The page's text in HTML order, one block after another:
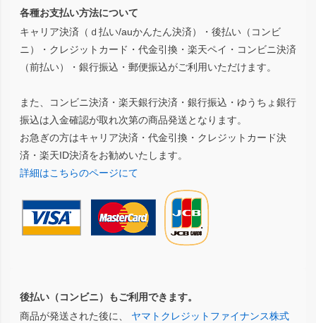
各種お支払い方法について
キャリア決済（ｄ払い/auかんたん決済）・後払い（コンビ
ニ）・クレジットカード・代金引換・楽天ペイ・コンビニ決済
（前払い）・銀行振込・郵便振込がご利用いただけます。
また、コンビニ決済・楽天銀行決済・銀行振込・ゆうちょ銀行
振込は入金確認が取れ次第の商品発送となります。
お急ぎの方はキャリア決済・代金引換・クレジットカード決
済・楽天ID決済をお勧めいたします。
詳細はこちらのページにて
後払い（コンビニ）もご利用できます。
商品が発送された後に、 ヤマトクレジットファイナンス株式